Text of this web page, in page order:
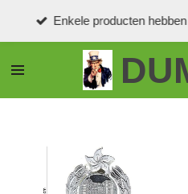
de
Enkele producten